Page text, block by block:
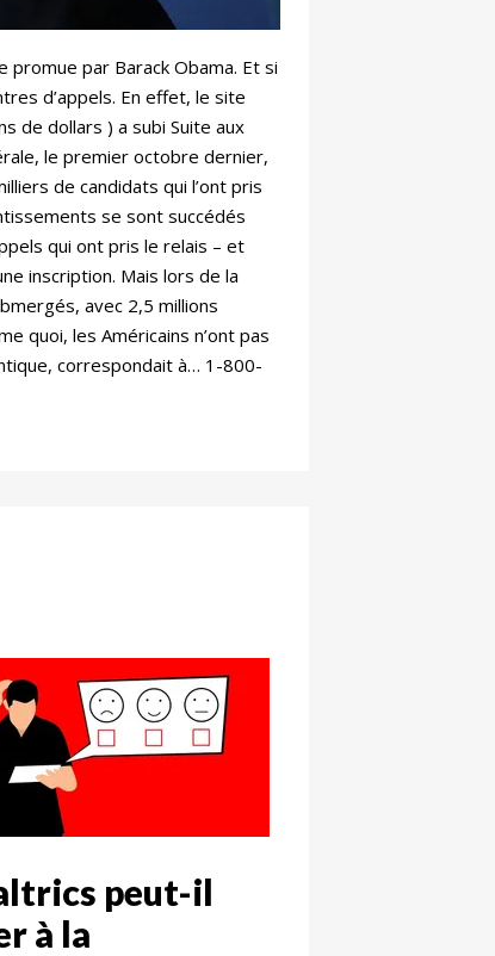
promue par Barack Obama. Et si
d’appels. En effet, le site
de dollars ) a subi Suite aux
le premier octobre dernier,
de candidats qui l’ont pris
se sont succédés
qui ont pris le relais – et
inscription. Mais lors de la
avec 2,5 millions
quoi, les Américains n’ont pas
correspondait à… 1-800-
peut-il
à la